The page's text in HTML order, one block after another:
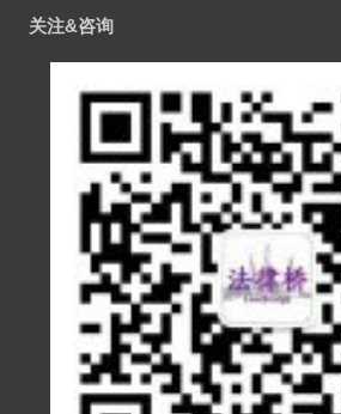
关注&咨询